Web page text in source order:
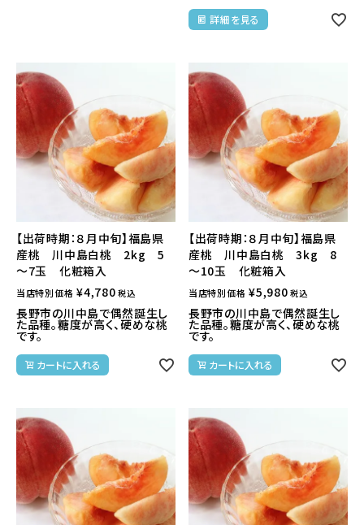
詳細を見る
【出荷時期：８月中旬】福島県
産桃 川中島白桃 2kg 5
～7玉 化粧箱入
当店特別価格 ¥4,780 税込
長野市の川中島で偶然誕生し
た品種。糖度が高く、硬めな桃
です。
カートに入れる
【出荷時期：８月中旬】福島県
産桃 川中島白桃 3kg 8
～10玉 化粧箱入
当店特別価格 ¥5,980 税込
長野市の川中島で偶然誕生し
た品種。糖度が高く、硬めな桃
です。
カートに入れる